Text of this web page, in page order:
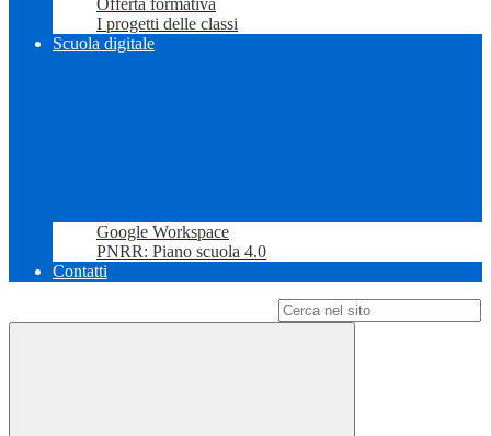
Offerta formativa
I progetti delle classi
Scuola digitale
Google Workspace
PNRR: Piano scuola 4.0
Contatti